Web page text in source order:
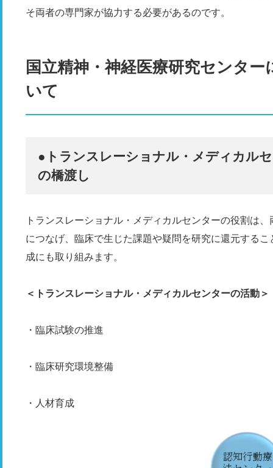
そ両者の専門家が協力する必要があるのです。
国立精神・神経医療研究センタ
いて
●トランスレーショナル・メディカル
の橋渡し
トランスレーショナル・メディカルセンターの役割は
につなげ、臨床で生じた課題や疑問を研究に還元する
成にも取り組みます。
＜トランスレーショナル・メディカルセンターの活動＞
・臨床試験の推進
・臨床研究環境整備
・人材育成